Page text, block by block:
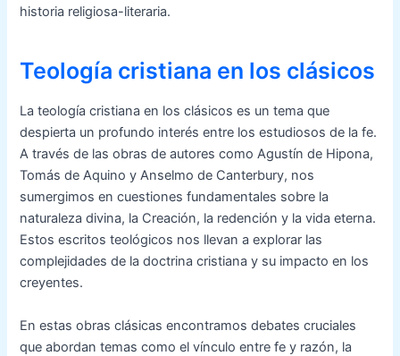
historia religiosa-literaria.
Teología cristiana en los clásicos
La teología cristiana en los clásicos es un tema que
despierta un profundo interés entre los estudiosos de la fe.
A través de las obras de autores como Agustín de Hipona,
Tomás de Aquino y Anselmo de Canterbury, nos
sumergimos en cuestiones fundamentales sobre la
naturaleza divina, la Creación, la redención y la vida eterna.
Estos escritos teológicos nos llevan a explorar las
complejidades de la doctrina cristiana y su impacto en los
creyentes.
En estas obras clásicas encontramos debates cruciales
que abordan temas como el vínculo entre fe y razón, la